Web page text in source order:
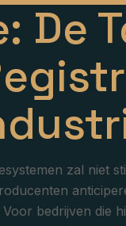
De
zal niet
bedrijven die